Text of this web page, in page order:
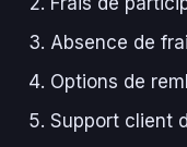
Absence de
Options de
Support client